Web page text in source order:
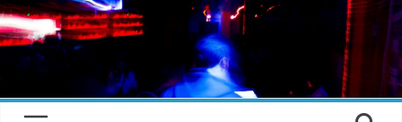
Entrevista a mariagrep